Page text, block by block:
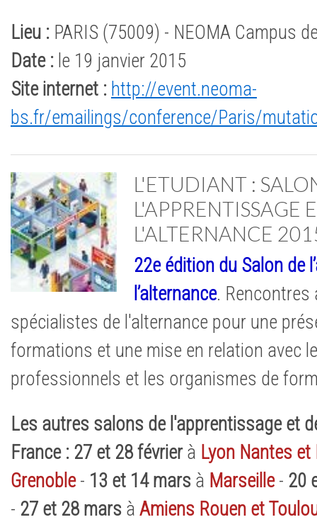
Lieu : PARIS (75009) - NEOMA Campus
Date : le 19 janvier 2015
Site internet : http://event.neoma-
bs.fr/emailings/conference/Paris/
L'ETUDIANT :
L'APPRENTISSAGE
L'ALTERNANCE
22e édition du Salon de
l’alternance. Rencontres
spécialistes de l'alternance pour une
formations et une mise en relation avec
professionnels et les organismes de
Les autres salons de l'apprentissage et
France : 27 et 28 févrierà Lyon Nantes et
Grenoble- 13 et 14 mars à Marseille- 20
- 27 et 28 mars à Amiens Rouen et